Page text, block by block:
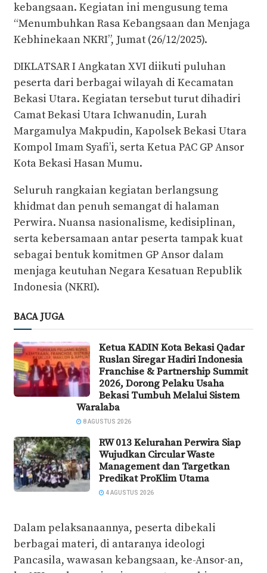
kebangsaan. Kegiatan ini mengusung tema
“Menumbuhkan Rasa Kebangsaan dan Menjaga
Kebhinekaan NKRI”, Jumat (26/12/2025).
DIKLATSAR I Angkatan XVI diikuti puluhan
peserta dari berbagai wilayah di Kecamatan
Bekasi Utara. Kegiatan tersebut turut dihadiri
Camat Bekasi Utara Ichwanudin, Lurah
Margamulya Makpudin, Kapolsek Bekasi Utara
Kompol Imam Syafi’i, serta Ketua PAC GP Ansor
Kota Bekasi Hasan Mumu.
Seluruh rangkaian kegiatan berlangsung
khidmat dan penuh semangat di halaman
Perwira. Nuansa nasionalisme, kedisiplinan,
serta kebersamaan antar peserta tampak kuat
sebagai bentuk komitmen GP Ansor dalam
menjaga keutuhan Negara Kesatuan Republik
Indonesia (NKRI).
BACA JUGA
Ketua KADIN Kota Bekasi Qadar
Ruslan Siregar Hadiri Indonesia
Franchise & Partnership Summit
2026, Dorong Pelaku Usaha
Bekasi Tumbuh Melalui Sistem
Waralaba
8 AGUSTUS 2026
RW 013 Kelurahan Perwira Siap
Wujudkan Circular Waste
Management dan Targetkan
Predikat ProKlim Utama
4 AGUSTUS 2026
Dalam pelaksanaannya, peserta dibekali
berbagai materi, di antaranya ideologi
Pancasila, wawasan kebangsaan, ke-Ansor-an,